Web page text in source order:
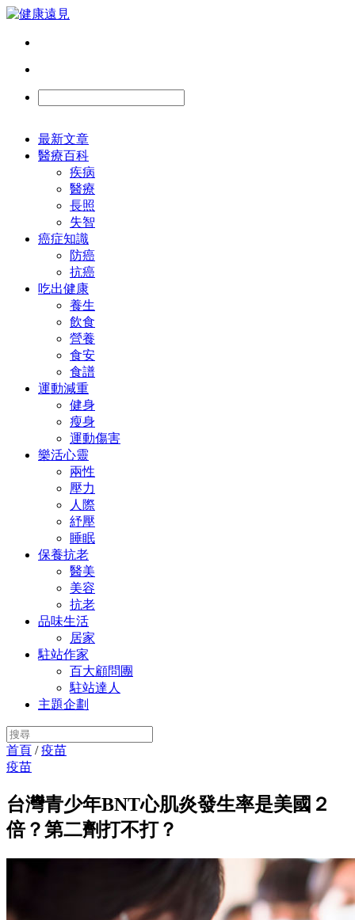
最新文章
醫療百科
疾病
醫療
長照
失智
癌症知識
防癌
抗癌
吃出健康
養生
飲食
營養
食安
食譜
運動減重
健身
瘦身
運動傷害
樂活心靈
兩性
壓力
人際
紓壓
睡眠
保養抗老
醫美
美容
抗老
品味生活
居家
駐站作家
百大顧問團
駐站達人
主題企劃
首頁 /疫苗
疫苗
台灣青少年BNT心肌炎發生率是美國２
倍？第二劑打不打？